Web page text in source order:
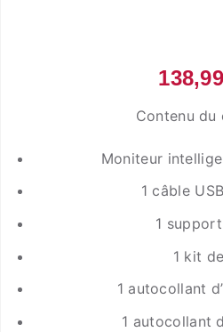
Contenu du
Moniteur
1 câble
1
1 kit
1 autocollant
1 autocollant